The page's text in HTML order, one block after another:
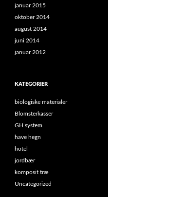
januar 2015
oktober 2014
august 2014
juni 2014
januar 2012
KATEGORIER
biologiske materialer
Blomsterkasser
GH system
have hegn
hotel
jordbær
komposit træ
Uncategorized